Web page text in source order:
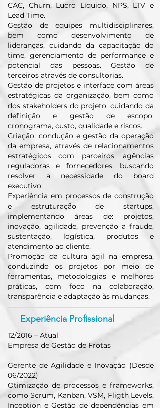
CAC, Churn, Lucro Líquido, NPS, LTV e
Lead Time.
Gestão de equipes multidisciplinares,
bem como desenvolvimento de
lideranças, cuidando da capacitação do
time, gerenciamento de performance e
potencial das pessoas. Gestão de
terceiros através de consultorias.
Gestão de projetos e interface com áreas
estratégicas da organização, bem como
dos stakeholders do projeto, cuidando da
definição e gestão de escopo,
cronograma, custo, qualidade e riscos.
Criação, condução e gestão da operação
da empresa, através de relacionamentos
estratégicos com parceiros, agências
reguladoras e fornecedores, buscando
resolver a necessidade do board
executivo.
Experiência em processos de construção
e estruturação de startups,
implementando áreas de: projetos,
inovação, agilidade, prevenção a fraude,
sustentação, logística, produtos e
atendimento ao cliente.
Promoção da cultura ágil na empresa,
conduzindo os projetos por meio de
ferramentas, metodologias e melhores
práticas, com foco na colaboração,
transparência e adaptação às mudanças.
Experiência Profissional
12/2016 – Atual
Empresa de Gestão de Frotas
Gerente de Agilidade e Inovação (Desde
06/2022)
Otimização de processos e frameworks,
como Scrum, Kanban, VSM, Fligth Levels,
Inception e Gestão de dependências em